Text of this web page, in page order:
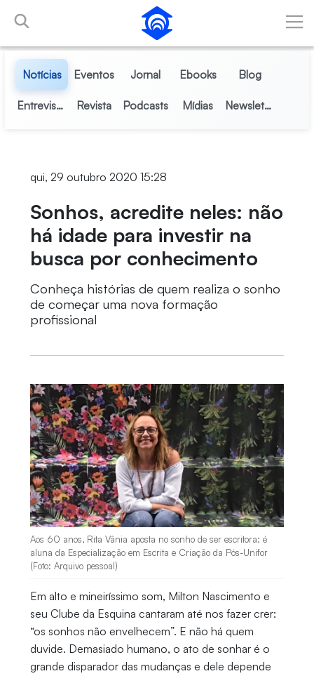
Pular para o Conteúdo principal
Notícias Eventos Jornal Ebooks Blog
Entrevistas Revista Podcasts Mídias Newsletter
qui, 29 outubro 2020 15:28
Sonhos, acredite neles: não
há idade para investir na
busca por conhecimento
Conheça histórias de quem realiza o sonho
de começar uma nova formação
profissional
Aos 60 anos, Rita Vânia aposta no sonho de ser escritora: é
aluna da Especialização em Escrita e Criação da Pós-Unifor
(Foto: Arquivo pessoal)
Em alto e mineiríssimo som, Milton Nascimento e
seu Clube da Esquina cantaram até nos fazer crer:
“os sonhos não envelhecem”. E não há quem
duvide. Demasiado humano, o ato de sonhar é o
grande disparador das mudanças e dele depende